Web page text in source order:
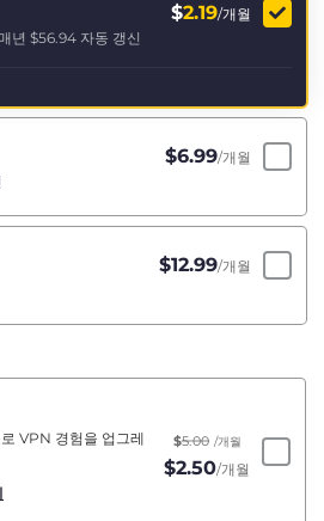
$2.19/개월
년 $56.94 자동 갱신
$6.99/개월
$12.99/개월
VPN 경험을 업그레
$5.00 /개월
$2.50/개월